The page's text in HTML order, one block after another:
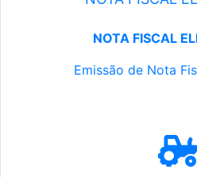
NOTA FISCAL
Emissão de Nota